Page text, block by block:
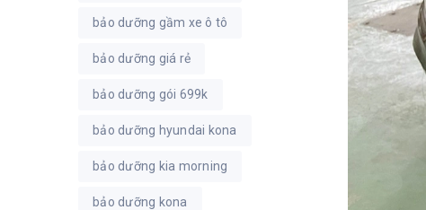
bảo dưỡng gầm xe ô tô
bảo dưỡng giá rẻ
bảo dưỡng gói 699k
bảo dưỡng hyundai kona
bảo dưỡng kia morning
bảo dưỡng kona